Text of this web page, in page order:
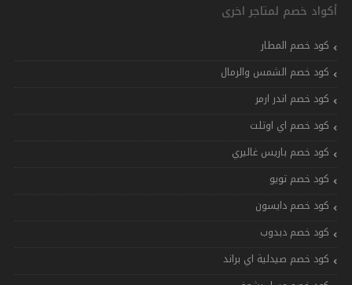
أكواد خصم لمتاجر اخرى
كود خصم المطار
كود خصم الشمس والرمال
كود خصم اندر ارمر
كود خصم اي اوتلت
كود خصم باريس غاليري
كود خصم تويو
كود خصم دايسون
كود خصم دبدوب
كود خصم صيدلية اي براند